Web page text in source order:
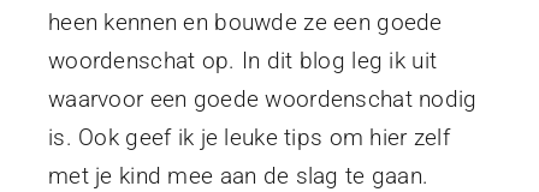
heen kennen en bouwde ze een goede
woordenschat op. In dit blog leg ik uit
waarvoor een goede woordenschat nodig
is. Ook geef ik je leuke tips om hier zelf
met je kind mee aan de slag te gaan.